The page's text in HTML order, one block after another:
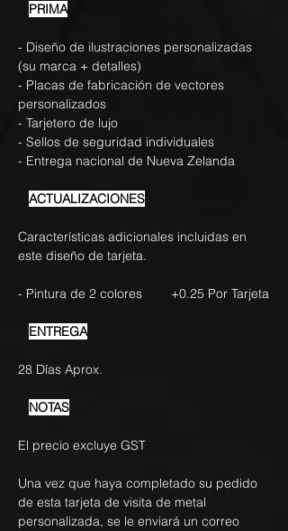
PRIMA
- Diseño de ilustraciones personalizadas
(su marca + detalles)
- Placas de fabricación de vectores
personalizados
- Tarjetero de lujo
- Sellos de seguridad individuales
- Entrega nacional de Nueva Zelanda
ACTUALIZACIONES
Características adicionales incluidas en
este diseño de tarjeta.
- Pintura de 2 colores +0.25 Por Tarjeta
ENTREGA
28 Días Aprox.
NOTAS
El precio excluye GST
Una vez que haya completado su pedido
de esta tarjeta de visita de metal
personalizada, se le enviará un correo